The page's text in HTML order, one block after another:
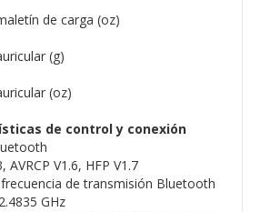
de carga (oz)
(g)
(oz)
de control y conexión
AVRCP V1.6, HFP V1.7
de transmisión Bluetooth
GHz